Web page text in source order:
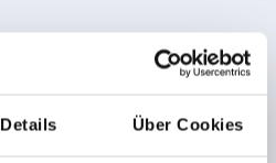
Details Über Cookies